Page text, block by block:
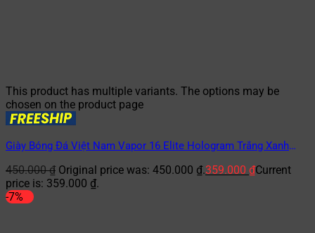
This product has multiple variants. The options may be
chosen on the product page
Giày Bóng Đá Việt Nam Vapor 16 Elite Hologram Trắng Xanh
450.000₫ Original price was: 450.000 ₫.359.000 ₫Current
price is: 359.000 ₫.
-7%